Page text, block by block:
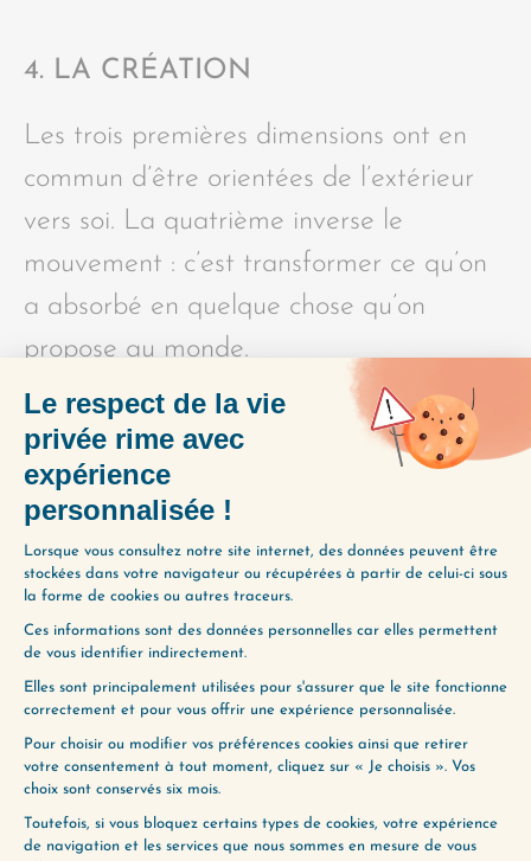
4. LA CRÉATION
Les trois premières dimensions ont en
commun d’être orientées de l’extérieur
vers soi. La quatrième inverse le
mouvement : c’est transformer ce qu’on
a absorbé en quelque chose qu’on
propose au monde.
Pour ma part, cette dimension prend la
forme des emails hebdomadaires de la
newsletter et des épisodes du podcast.
Mais la forme importe peu. Ce qui
compte, c’est que le processus de
création force une intégration plus
profonde : quand on réfléchit pour soi,
on peut rester dans le flou. Quand on
décide de transmettre à d’autres, on
s’aperçoit ce qui manque, ce qui n’est
pas logique, ce qui a besoin d’être